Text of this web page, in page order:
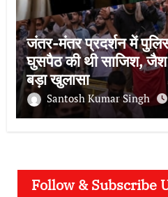
जंतर-मंतर प्रदर्शन में
घुसपैठ की थी साजिश, जैश
बड़ा खुलासा
Santosh Kumar Singh
Follow & Subscribe